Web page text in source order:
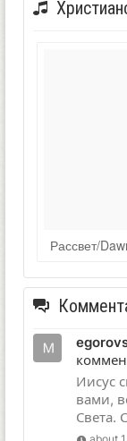
Рассвет/
Иисус
вами,
Света.